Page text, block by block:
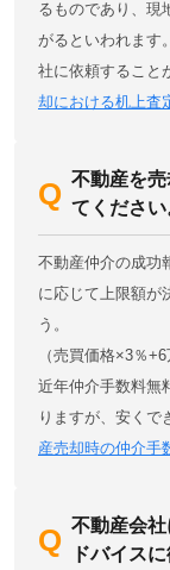
るものであり、現
がるといわれます
社に依頼すること
却における机上査
不動産を
てください
不動産仲介の成功
に応じて上限額が
う。
（売買価格×3％
近年仲介手数料無
りますが、安くで
産売却時の仲介手
不動産会社
ドバイス